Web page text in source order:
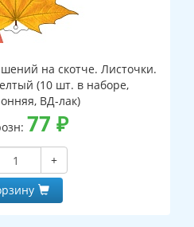
на скотче. Листочки.
(10 шт. в наборе,
ВД-лак)
77 ₽
+